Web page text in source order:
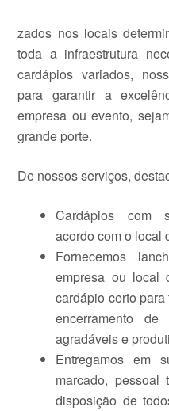
zados nos locais
toda a infraestrutura
cardápios variados,
para garantir a
empresa ou evento,
grande porte.
De nossos serviços,
Cardápios com
acordo com o local
Fornecemos
empresa ou local
cardápio certo
encerramento
agradáveis e
Entregamos em
marcado, pessoal
disposição de